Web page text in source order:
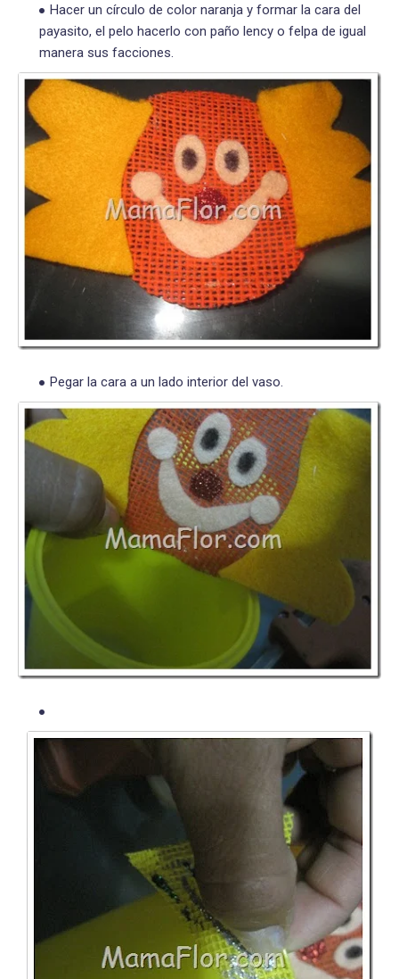
Hacer un círculo de color naranja y formar la cara del
payasito, el pelo hacerlo con paño lency o felpa de igual
manera sus facciones.
Pegar la cara a un lado interior del vaso.